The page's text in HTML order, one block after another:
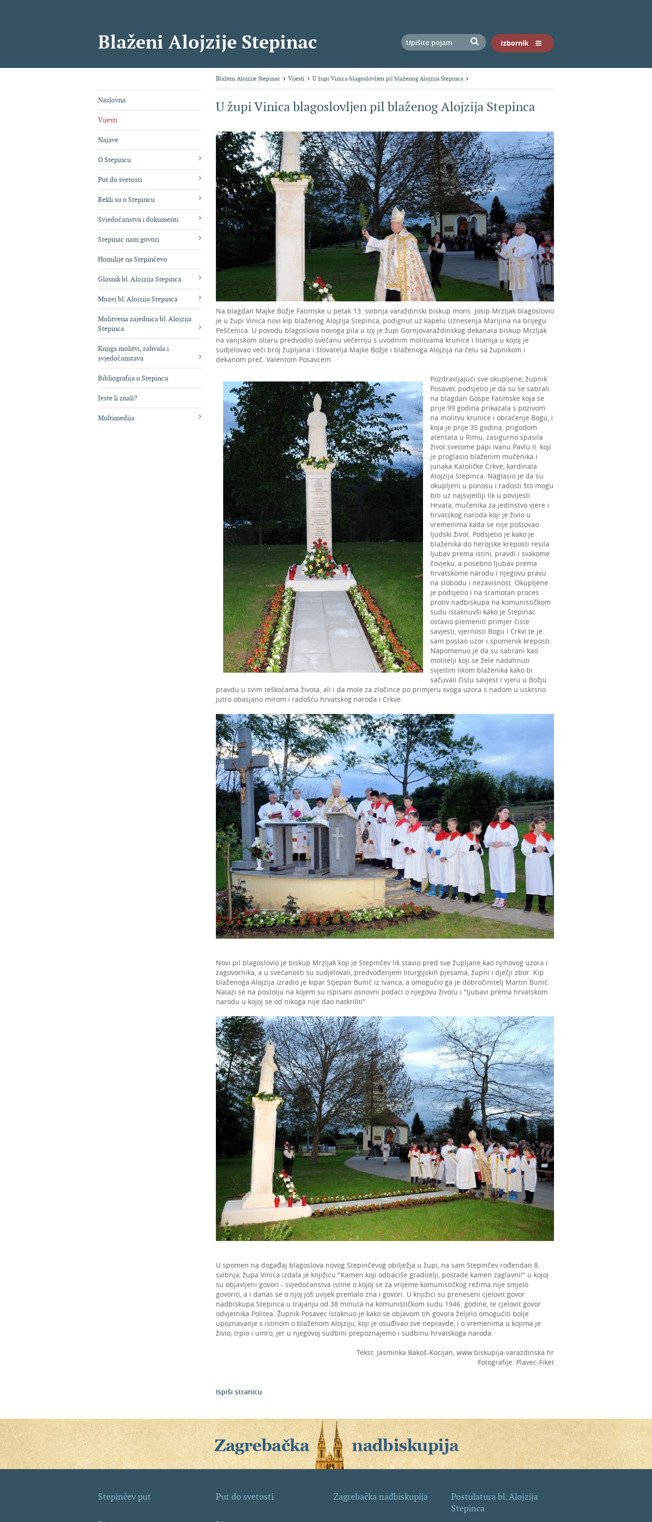
Blaženi Alojzije Stepinac Izbornik
Naslovna
Vijesti
Najave
O Stepincu
Put do svetosti
Rekli su o Stepincu
Svjedočanstva i dokumenti
Stepinac nam govori
Homilije na Stepinčevo
Glasnik bl. Alojzija Stepinca
Muzej bl. Alojzija Stepinca
Molitvena zajednica bl. Alojzija
Stepinca
Knjiga molitvi, zahvala i
svjedočanstava
Bibliografija o Stepincu
Jeste li znali?
Multimedija
Blaženi Alojzije Stepinac Vijesti U župi Vinica blagoslovljen pil blaženog Alojzija Stepinca
U župi Vinica blagoslovljen pil blaženog Alojzija Stepinca
Na blagdan Majke Božje Fatimske u petak 13. svibnja varaždinski biskup mons. Josip Mrzljak blagoslovio
je u župi Vinica novi kip blaženog Alojzija Stepinca, podignut uz kapelu Uznesenja Marijina na brijegu
Pešćenica. U povodu blagoslova novoga pila u toj je župi Gornjovaraždinskog dekanata biskup Mrzljak
na vanjskom oltaru predvodio svečanu večernju s uvodnim molitvama krunice i litanija u kojoj je
sudjelovao veći broj župljana i štovatelja Majke Božje i blaženoga Alojzija na čelu sa župnikom i
dekanom preč. Valentom Posavcem.
Pozdravljajući sve okupljene, župnik
Posavec podsjetio je da su se sabrali
na blagdan Gospe Fatimske koja se
prije 99 godina prikazala s pozivom
na molitvu krunice i obraćenje Bogu, i
koja je prije 35 godina, prigodom
atentata u Rimu, zasigurno spasila
život svetome papi Ivanu Pavlu II. koji
je proglasio blaženim mučenika i
junaka Katoličke Crkve, kardinala
Alojzija Stepinca. Naglasio je da su
okupljeni u ponosu i radosti što mogu
biti uz najsvjetliji lik u povijesti
Hrvata, mučenika za jedinstvo vjere i
hrvatskog naroda koji je živio u
vremenima kada se nije poštovao
ljudski život. Podsjetio je kako je
blaženika do herojske kreposti resila
ljubav prema istini, pravdi i svakome
čovjeku, a posebno ljubav prema
hrvatskome narodu i njegovu pravu
na slobodu i nezavisnost. Okupljene
je podsjetio i na sramotan proces
protiv nadbiskupa na komunističkom
sudu istaknuvši kako je Stepinac
ostavio plemeniti primjer čiste
savjesti, vjernosti Bogu i Crkvi te je
sam postao uzor i spomenik kreposti.
Napomenuo je da su sabrani kao
molitelji koji se žele nadahnuti
svjetlim likom blaženika kako bi
sačuvali čistu savjest i vjeru u Božju
pravdu u svim teškoćama života, ali i da mole za zločince po primjeru svoga uzora s nadom u uskrsno
jutro obasjano mirom i radošću hrvatskog naroda i Crkve.
Novi pil blagoslovio je biskup Mrzljak koji je Stepinčev lik stavio pred sve župljane kao njihovog uzora i
zagovornika, a u svečanosti su sudjelovali, predvođenjem liturgijskih pjesama, župni i dječji zbor. Kip
blaženoga Alojzija izradio je kipar Stjepan Bunić iz Ivanca, a omogućio ga je dobročinitelj Martin Bunić.
Nalazi se na postolju na kojem su ispisani osnovni podaci o njegovu životu i "ljubavi prema hrvatskom
narodu u kojoj se od nikoga nije dao natkriliti".
U spomen na događaj blagoslova novog Stepinčevog obilježja u župi, na sam Stepinčev rođendan 8.
svibnja, župa Vinica izdala je knjižicu "Kamen koji odbaciše graditelji, postade kamen zaglavni!" u kojoj
su objavljeni govori - svjedočanstva istine o kojoj se za vrijeme komunističkog režima nije smjelo
govoriti, a i danas se o njoj još uvijek premalo zna i govori. U knjižici su preneseni cjelovit govor
nadbiskupa Stepinca u trajanju od 38 minuta na komunističkom sudu 1946. godine, te cjelovit govor
odvjetnika Politea. Župnik Posavec istaknuo je kako se objavom tih govora željelo omogućiti bolje
upoznavanje s istinom o blaženom Alojziju, koji je osuđivao sve nepravde, i o vremenima u kojima je
živio, trpio i umro, jer u njegovoj sudbini prepoznajemo i sudbinu hrvatskoga naroda.
Tekst: Jasminka Bakoš-Kocijan, www.biskupija-varazdinska.hr
Fotografije: Plavec-Fiket
Ispiši stranicu
Stepinčev put Put do svetosti Zagrebačka nadbiskupija
Postulatura bl. Alojzija
Stepinca